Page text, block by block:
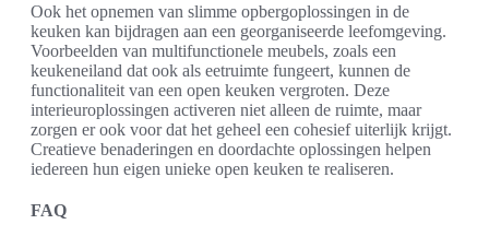
Ook het opnemen van slimme opbergoplossingen in de
keuken kan bijdragen aan een georganiseerde leefomgeving.
Voorbeelden van multifunctionele meubels, zoals een
keukeneiland dat ook als eetruimte fungeert, kunnen de
functionaliteit van een open keuken vergroten. Deze
interieuroplossingen activeren niet alleen de ruimte, maar
zorgen er ook voor dat het geheel een cohesief uiterlijk krijgt.
Creatieve benaderingen en doordachte oplossingen helpen
iedereen hun eigen unieke open keuken te realiseren.
FAQ